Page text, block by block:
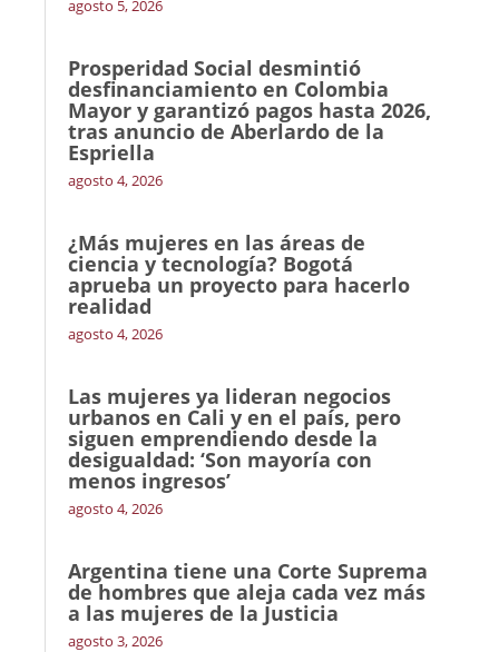
agosto 5, 2026
Prosperidad Social desmintió
desfinanciamiento en Colombia
Mayor y garantizó pagos hasta 2026,
tras anuncio de Aberlardo de la
Espriella
agosto 4, 2026
¿Más mujeres en las áreas de
ciencia y tecnología? Bogotá
aprueba un proyecto para hacerlo
realidad
agosto 4, 2026
Las mujeres ya lideran negocios
urbanos en Cali y en el país, pero
siguen emprendiendo desde la
desigualdad: ‘Son mayoría con
menos ingresos’
agosto 4, 2026
Argentina tiene una Corte Suprema
de hombres que aleja cada vez más
a las mujeres de la Justicia
agosto 3, 2026